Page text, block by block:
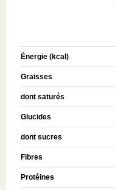
Énergie (kcal)
Graisses
dont saturés
Glucides
dont sucres
Fibres
Protéines